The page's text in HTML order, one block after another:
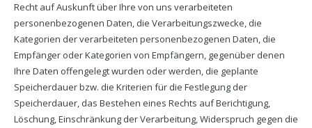
Recht auf Auskunft über Ihre von uns verarbeiteten
personenbezogenen Daten, die Verarbeitungszwecke, die
Kategorien der verarbeiteten personenbezogenen Daten, die
Empfänger oder Kategorien von Empfängern, gegenüber denen
Ihre Daten offengelegt wurden oder werden, die geplante
Speicherdauer bzw. die Kriterien für die Festlegung der
Speicherdauer, das Bestehen eines Rechts auf Berichtigung,
Löschung, Einschränkung der Verarbeitung, Widerspruch gegen die